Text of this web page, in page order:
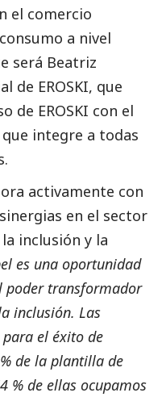
el comercio
a nivel
será Beatriz
de EROSKI, que
de EROSKI con el
integre a todas
activamente con
en el sector
inclusión y la
es una oportunidad
poder transformador
inclusión. Las
el éxito de
de la plantilla de
% de ellas ocupamos